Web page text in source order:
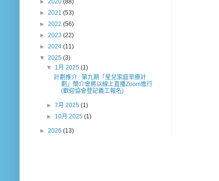
► 2020 (88)
► 2021 (53)
► 2022 (56)
► 2023 (22)
► 2024 (11)
▼ 2025 (3)
▼ 1月 2025(1)
計劃推介 : 第九期「星兒家庭早療計
劃」簡介會將以線上直播Zoom進行
(歡迎協會登記義工報名)
►7月 2025(1)
► 10月 2025(1)
► 2026 (13)